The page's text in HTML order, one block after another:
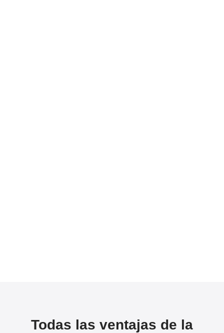
Todas las ventajas de la